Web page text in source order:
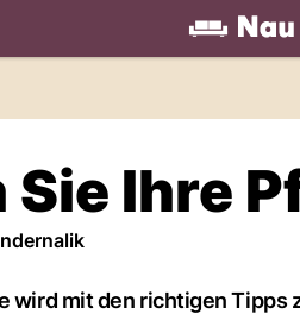
living.NAU.ch
Sie Ihre
wird mit den richtigen Tipps